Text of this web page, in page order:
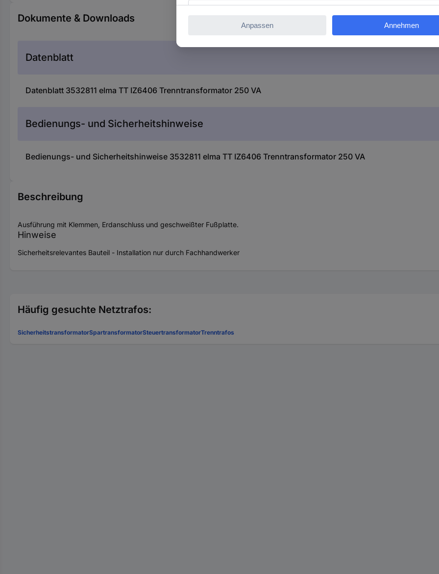
Dokumente & Downloads
Datenblatt
Datenblatt 3532811 elma TT IZ6406 Trenntransformator 250 VA
Bedienungs- und Sicherheitshinweise
Bedienungs- und Sicherheitshinweise 3532811 elma TT IZ6406 Trenntransformator 250 VA
Beschreibung
Ausführung mit Klemmen, Erdanschluss und geschweißter Fußplatte.
Hinweise
Sicherheitsrelevantes Bauteil - Installation nur durch Fachhandwerker
Häufig gesuchte Netztrafos:
SicherheitstransformatorSpartransformatorSteuertransformatorTrenntrafos